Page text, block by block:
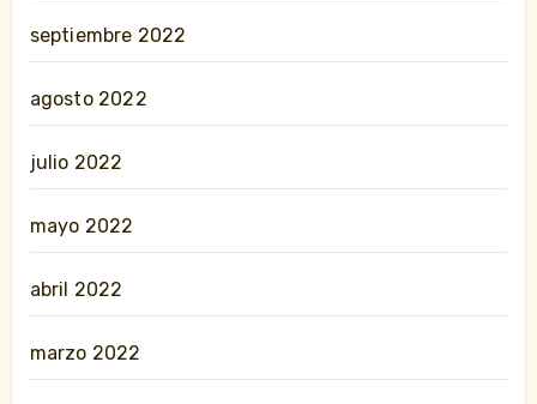
septiembre 2022
agosto 2022
julio 2022
mayo 2022
abril 2022
marzo 2022